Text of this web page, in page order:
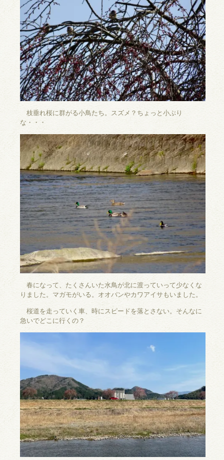
枝垂れ桜に群がる小鳥たち。スズメ？ちょっと小ぶり
な・・・
春になって、たくさんいた水鳥が北に渡っていって少なくな
りました。マガモがいる。オオバンやカワアイサもいました。
桜道を走っていく車、時にスピードを落とさない。そんなに
急いでどこに行くの？